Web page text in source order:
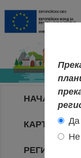
НАЧАЛО
КАРТА НА
РЕГИОНИ
Да
Не